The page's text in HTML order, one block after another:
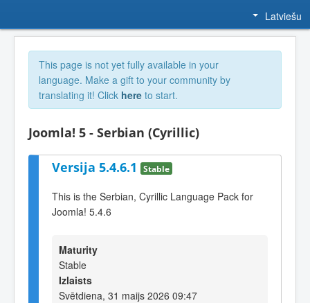
Latviešu
This page is not yet fully available in your
language. Make a gift to your community by
translating it! Click here to start.
Joomla! 5 - Serbian (Cyrillic)
Versija 5.4.6.1 Stable
This is the Serbian, Cyrillic Language Pack for
Joomla! 5.4.6
Maturity
Stable
Izlaists
Svētdiena, 31 maijs 2026 09:47